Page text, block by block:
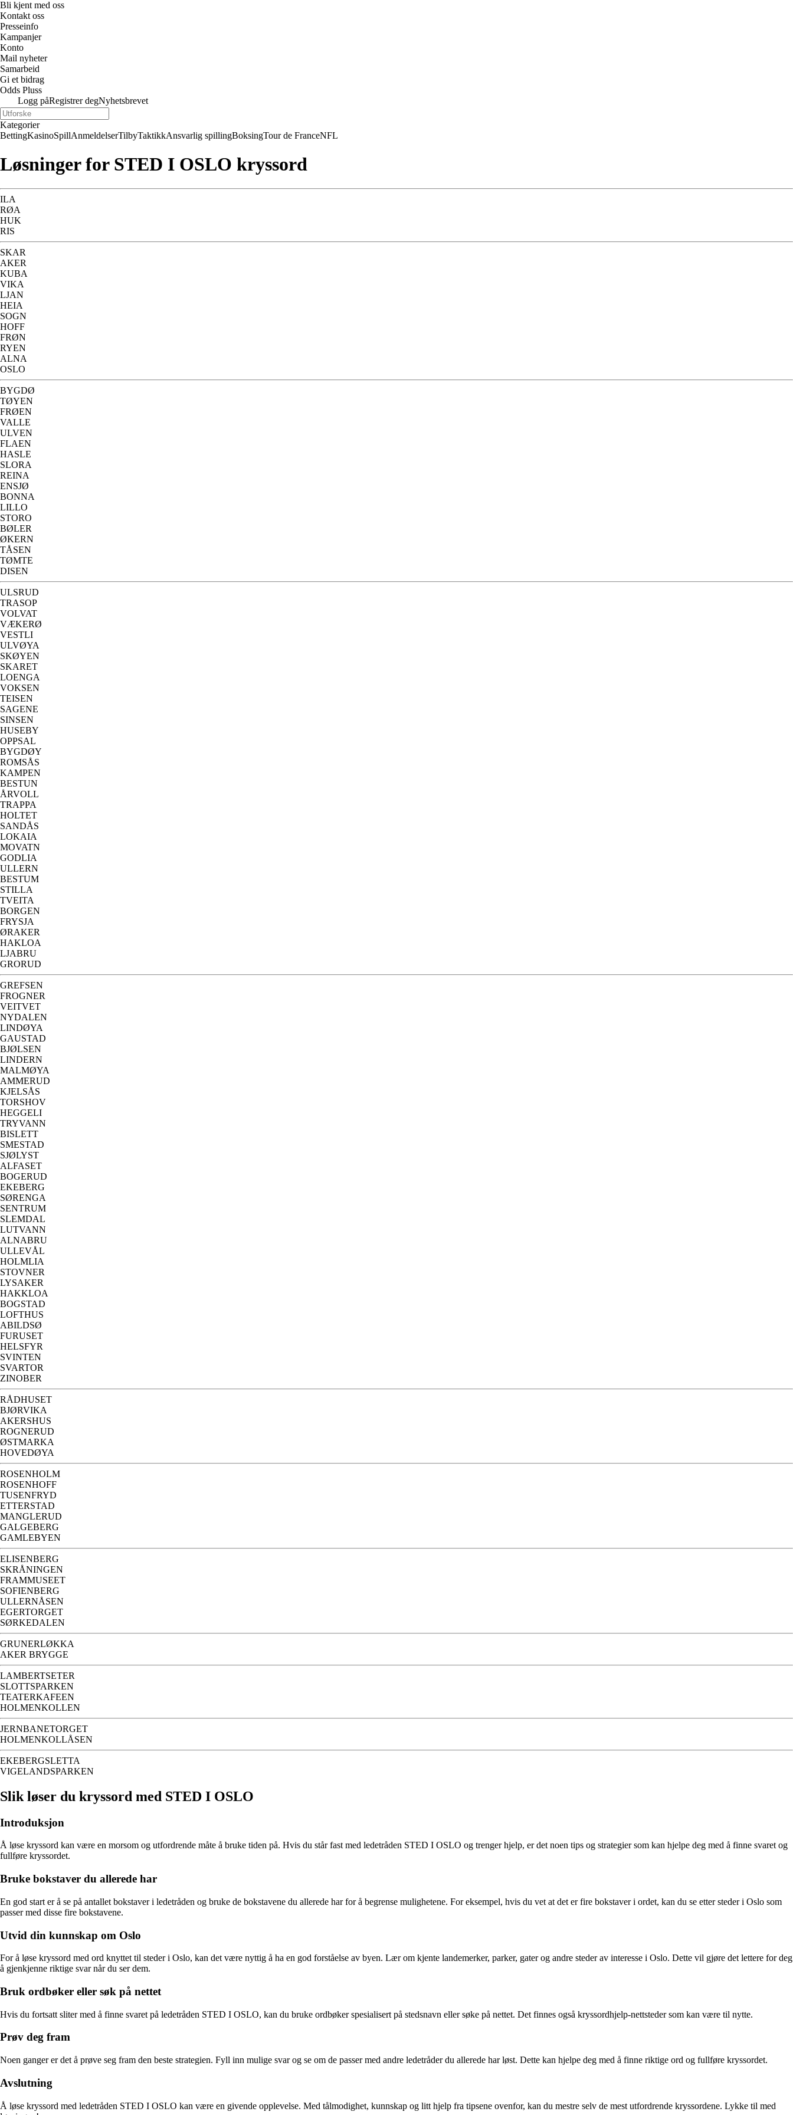
Bli kjent med oss
Kontakt oss
Presseinfo
Kampanjer
Konto
Mail nyheter
Samarbeid
Gi et bidrag
Odds Pluss
Logg påRegistrer degNyhetsbrevet
Kategorier
BettingKasinoSpillAnmeldelserTilbyTaktikkAnsvarlig spillingBoksingTour de FranceNFL
Løsninger for STED I OSLO kryssord
ILA
RØA
HUK
RIS
SKAR
AKER
KUBA
VIKA
LJAN
HEIA
SOGN
HOFF
FRØN
RYEN
ALNA
OSLO
BYGDØ
TØYEN
FRØEN
VALLE
ULVEN
FLAEN
HASLE
SLORA
REINA
ENSJØ
BONNA
LILLO
STORO
BØLER
ØKERN
TÅSEN
TØMTE
DISEN
ULSRUD
TRASOP
VOLVAT
VÆKERØ
VESTLI
ULVØYA
SKØYEN
SKARET
LOENGA
VOKSEN
TEISEN
SAGENE
SINSEN
HUSEBY
OPPSAL
BYGDØY
ROMSÅS
KAMPEN
BESTUN
ÅRVOLL
TRAPPA
HOLTET
SANDÅS
LOKAIA
MOVATN
GODLIA
ULLERN
BESTUM
STILLA
TVEITA
BORGEN
FRYSJA
ØRAKER
HAKLOA
LJABRU
GRORUD
GREFSEN
FROGNER
VEITVET
NYDALEN
LINDØYA
GAUSTAD
BJØLSEN
LINDERN
MALMØYA
AMMERUD
KJELSÅS
TORSHOV
HEGGELI
TRYVANN
BISLETT
SMESTAD
SJØLYST
ALFASET
BOGERUD
EKEBERG
SØRENGA
SENTRUM
SLEMDAL
LUTVANN
ALNABRU
ULLEVÅL
HOLMLIA
STOVNER
LYSAKER
HAKKLOA
BOGSTAD
LOFTHUS
ABILDSØ
FURUSET
HELSFYR
SVINTEN
SVARTOR
ZINOBER
RÅDHUSET
BJØRVIKA
AKERSHUS
ROGNERUD
ØSTMARKA
HOVEDØYA
ROSENHOLM
ROSENHOFF
TUSENFRYD
ETTERSTAD
MANGLERUD
GALGEBERG
GAMLEBYEN
ELISENBERG
SKRÅNINGEN
FRAMMUSEET
SOFIENBERG
ULLERNÅSEN
EGERTORGET
SØRKEDALEN
GRUNERLØKKA
AKER BRYGGE
LAMBERTSETER
SLOTTSPARKEN
TEATERKAFEEN
HOLMENKOLLEN
JERNBANETORGET
HOLMENKOLLÅSEN
EKEBERGSLETTA
VIGELANDSPARKEN
Slik løser du kryssord med STED I OSLO
Introduksjon
Å løse kryssord kan være en morsom og utfordrende måte å bruke tiden på. Hvis du står fast med ledetråden STED I OSLO og trenger hjelp, er det noen tips og strategier som kan hjelpe deg med å finne svaret og
fullføre kryssordet.
Bruke bokstaver du allerede har
En god start er å se på antallet bokstaver i ledetråden og bruke de bokstavene du allerede har for å begrense mulighetene. For eksempel, hvis du vet at det er fire bokstaver i ordet, kan du se etter steder i Oslo som
passer med disse fire bokstavene.
Utvid din kunnskap om Oslo
For å løse kryssord med ord knyttet til steder i Oslo, kan det være nyttig å ha en god forståelse av byen. Lær om kjente landemerker, parker, gater og andre steder av interesse i Oslo. Dette vil gjøre det lettere for deg
å gjenkjenne riktige svar når du ser dem.
Bruk ordbøker eller søk på nettet
Hvis du fortsatt sliter med å finne svaret på ledetråden STED I OSLO, kan du bruke ordbøker spesialisert på stedsnavn eller søke på nettet. Det finnes også kryssordhjelp-nettsteder som kan være til nytte.
Prøv deg fram
Noen ganger er det å prøve seg fram den beste strategien. Fyll inn mulige svar og se om de passer med andre ledetråder du allerede har løst. Dette kan hjelpe deg med å finne riktige ord og fullføre kryssordet.
Avslutning
Å løse kryssord med ledetråden STED I OSLO kan være en givende opplevelse. Med tålmodighet, kunnskap og litt hjelp fra tipsene ovenfor, kan du mestre selv de mest utfordrende kryssordene. Lykke til med